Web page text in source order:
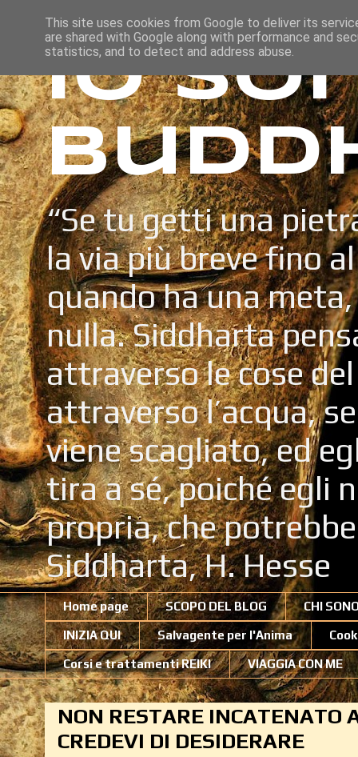
Io
“Se tu getti una
la via più breve fino
quando ha una
nulla. Siddharta
attraverso le cose
attraverso l’acqua,
viene scagliato, ed
tira a sé, poiché egli
propria, che
Siddharta, H. Hesse
Home page SCOPO DEL BLOG CHI
INIZIA QUI Salvagente per l'Anima
Corsi e trattamenti REIKI VIAGGIA CON ME
NON RESTARE INCATENATO
CREDEVI DI DESIDERARE
This site uses cookies from Google to deliver its
are shared with Google along with performance and
statistics, and to detect and address abuse.